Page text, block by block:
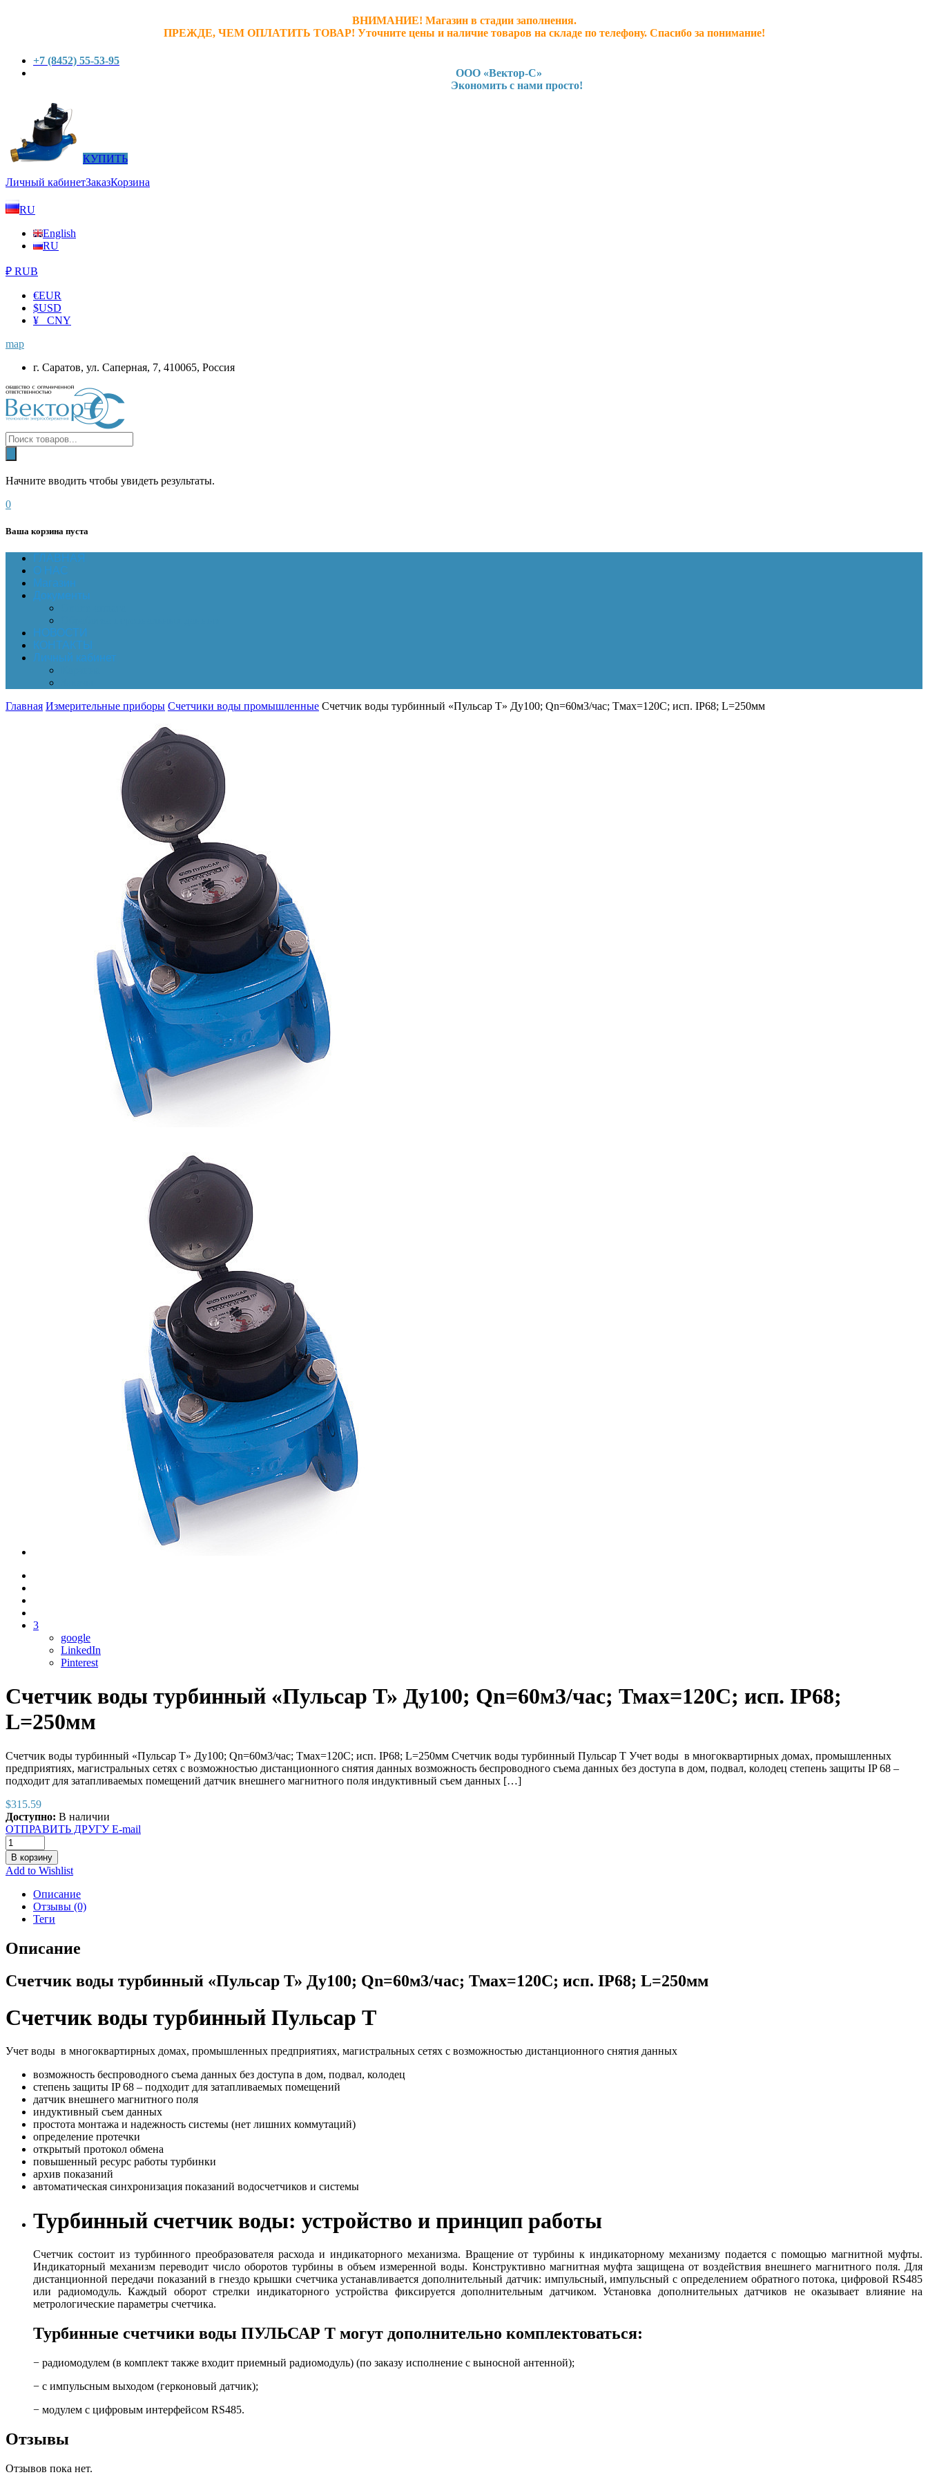
ВНИМАНИЕ! Магазин в стадии заполнения.
ПРЕЖДЕ, ЧЕМ ОПЛАТИТЬ ТОВАР! Уточните цены и наличие товаров на складе по телефону. Спасибо за понимание!
+7 (8452) 55-53-95
ООО «Вектор-С»
Экономить с нами просто!
КУПИТЬ
Личный кабинетЗаказКорзина
RU
English
RU
₽ RUB
€EUR
$USD
¥ CNY
map
г. Саратов, ул. Саперная, 7, 410065, Россия
Начните вводить чтобы увидеть результаты.
0
Ваша корзина пуста
ГЛАВНАЯ
О НАС
Магазин
Документы
НОВОСТИ
КОНТАКТЫ
Личный кабинет
Главная Измерительные приборы Счетчики воды промышленные Счетчик воды турбинный «Пульсар Т» Ду100; Qn=60м3/час; Тмах=120С; исп. IP68; L=250мм
3
google
LinkedIn
Pinterest
Счетчик воды турбинный «Пульсар Т» Ду100; Qn=60м3/час; Тмах=120С; исп. IP68;
L=250мм
Счетчик воды турбинный «Пульсар Т» Ду100; Qn=60м3/час; Тмах=120С; исп. IP68; L=250мм Cчетчик воды турбинный Пульсар Т Учет воды в многоквартирных домах, промышленных
предприятиях, магистральных сетях с возможностью дистанционного снятия данных возможность беспроводного съема данных без доступа в дом, подвал, колодец степень защиты IP 68 –
подходит для затапливаемых помещений датчик внешнего магнитного поля индуктивный съем данных […]
$315.59
Доступно: В наличии
ОТПРАВИТЬ ДРУГУ E-mail
В корзину
Add to Wishlist
Описание
Отзывы (0)
Теги
Описание
Счетчик воды турбинный «Пульсар Т» Ду100; Qn=60м3/час; Тмах=120С; исп. IP68; L=250мм
Cчетчик воды турбинный Пульсар Т
Учет воды в многоквартирных домах, промышленных предприятиях, магистральных сетях с возможностью дистанционного снятия данных
возможность беспроводного съема данных без доступа в дом, подвал, колодец
степень защиты IP 68 – подходит для затапливаемых помещений
датчик внешнего магнитного поля
индуктивный съем данных
простота монтажа и надежность системы (нет лишних коммутаций)
определение протечки
открытый протокол обмена
повышенный ресурс работы турбинки
архив показаний
автоматическая синхронизация показаний водосчетчиков и системы
Турбинный счетчик воды: устройство и принцип работы
Счетчик состоит из турбинного преобразователя расхода и индикаторного механизма. Вращение от турбины к индикаторному механизму подается с помощью магнитной муфты.
Индикаторный механизм переводит число оборотов турбины в объем измеренной воды. Конструктивно магнитная муфта защищена от воздействия внешнего магнитного поля. Для
дистанционной передачи показаний в гнездо крышки счетчика устанавливается дополнительный датчик: импульсный, импульсный с определением обратного потока, цифровой RS485
или радиомодуль. Каждый оборот стрелки индикаторного устройства фиксируется дополнительным датчиком. Установка дополнительных датчиков не оказывает влияние на
метрологические параметры счетчика.
Турбинные счетчики воды ПУЛЬСАР Т могут дополнительно комплектоваться:
− радиомодулем (в комплект также входит приемный радиомодуль) (по заказу исполнение с выносной антенной);
− с импульсным выходом (герконовый датчик);
− модулем с цифровым интерфейсом RS485.
Отзывы
Отзывов пока нет.